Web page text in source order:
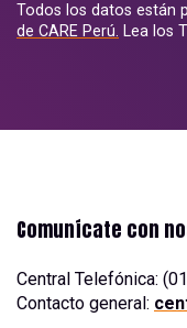
Todos los datos están
de CARE Perú.
Lea los
Comunícate con
Central Telefónica:
Contacto general: